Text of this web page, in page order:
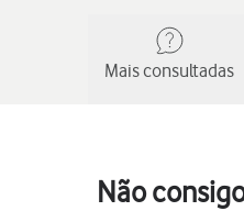
Mais consultadas
Não